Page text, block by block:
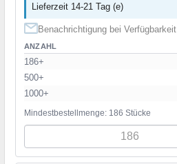
Lieferzeit 14-21 Tag (e)
Benachrichtigung bei Verfügbarkeit
ANZAHL
186+
500+
1000+
Mindestbestellmenge: 186 Stücke